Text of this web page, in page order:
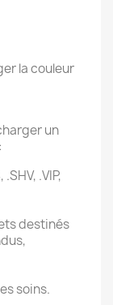
la couleur
un
.SHV, .VIP,
destinés
soins.